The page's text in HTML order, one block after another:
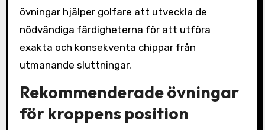
övningar hjälper golfare att utveckla de
nödvändiga färdigheterna för att utföra
exakta och konsekventa chippar från
utmanande sluttningar.
Rekommenderade övningar
för kroppens position